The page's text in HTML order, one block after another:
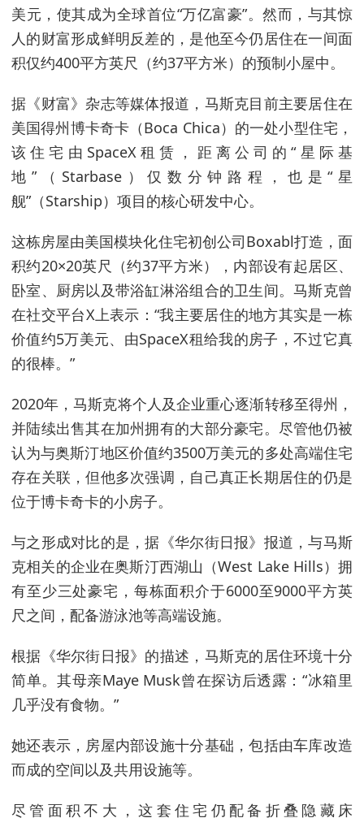
美元，使其成为全球首位“万亿富豪”。然而，与其惊
人的财富形成鲜明反差的，是他至今仍居住在一间面
积仅约400平方英尺（约37平方米）的预制小屋中。
据《财富》杂志等媒体报道，马斯克目前主要居住在
美国得州博卡奇卡（Boca Chica）的一处小型住宅，
该住宅由SpaceX租赁，距离公司的“星际基
地”（Starbase）仅数分钟路程，也是“星
舰”（Starship）项目的核心研发中心。
这栋房屋由美国模块化住宅初创公司Boxabl打造，面
积约20×20英尺（约37平方米），内部设有起居区、
卧室、厨房以及带浴缸淋浴组合的卫生间。马斯克曾
在社交平台X上表示：“我主要居住的地方其实是一栋
价值约5万美元、由SpaceX租给我的房子，不过它真
的很棒。”
2020年，马斯克将个人及企业重心逐渐转移至得州，
并陆续出售其在加州拥有的大部分豪宅。尽管他仍被
认为与奥斯汀地区价值约3500万美元的多处高端住宅
存在关联，但他多次强调，自己真正长期居住的仍是
位于博卡奇卡的小房子。
与之形成对比的是，据《华尔街日报》报道，与马斯
克相关的企业在奥斯汀西湖山（West Lake Hills）拥
有至少三处豪宅，每栋面积介于6000至9000平方英
尺之间，配备游泳池等高端设施。
根据《华尔街日报》的描述，马斯克的居住环境十分
简单。其母亲Maye Musk曾在探访后透露：“冰箱里
几乎没有食物。”
她还表示，房屋内部设施十分基础，包括由车库改造
而成的空间以及共用设施等。
尽管面积不大，这套住宅仍配备折叠隐藏床